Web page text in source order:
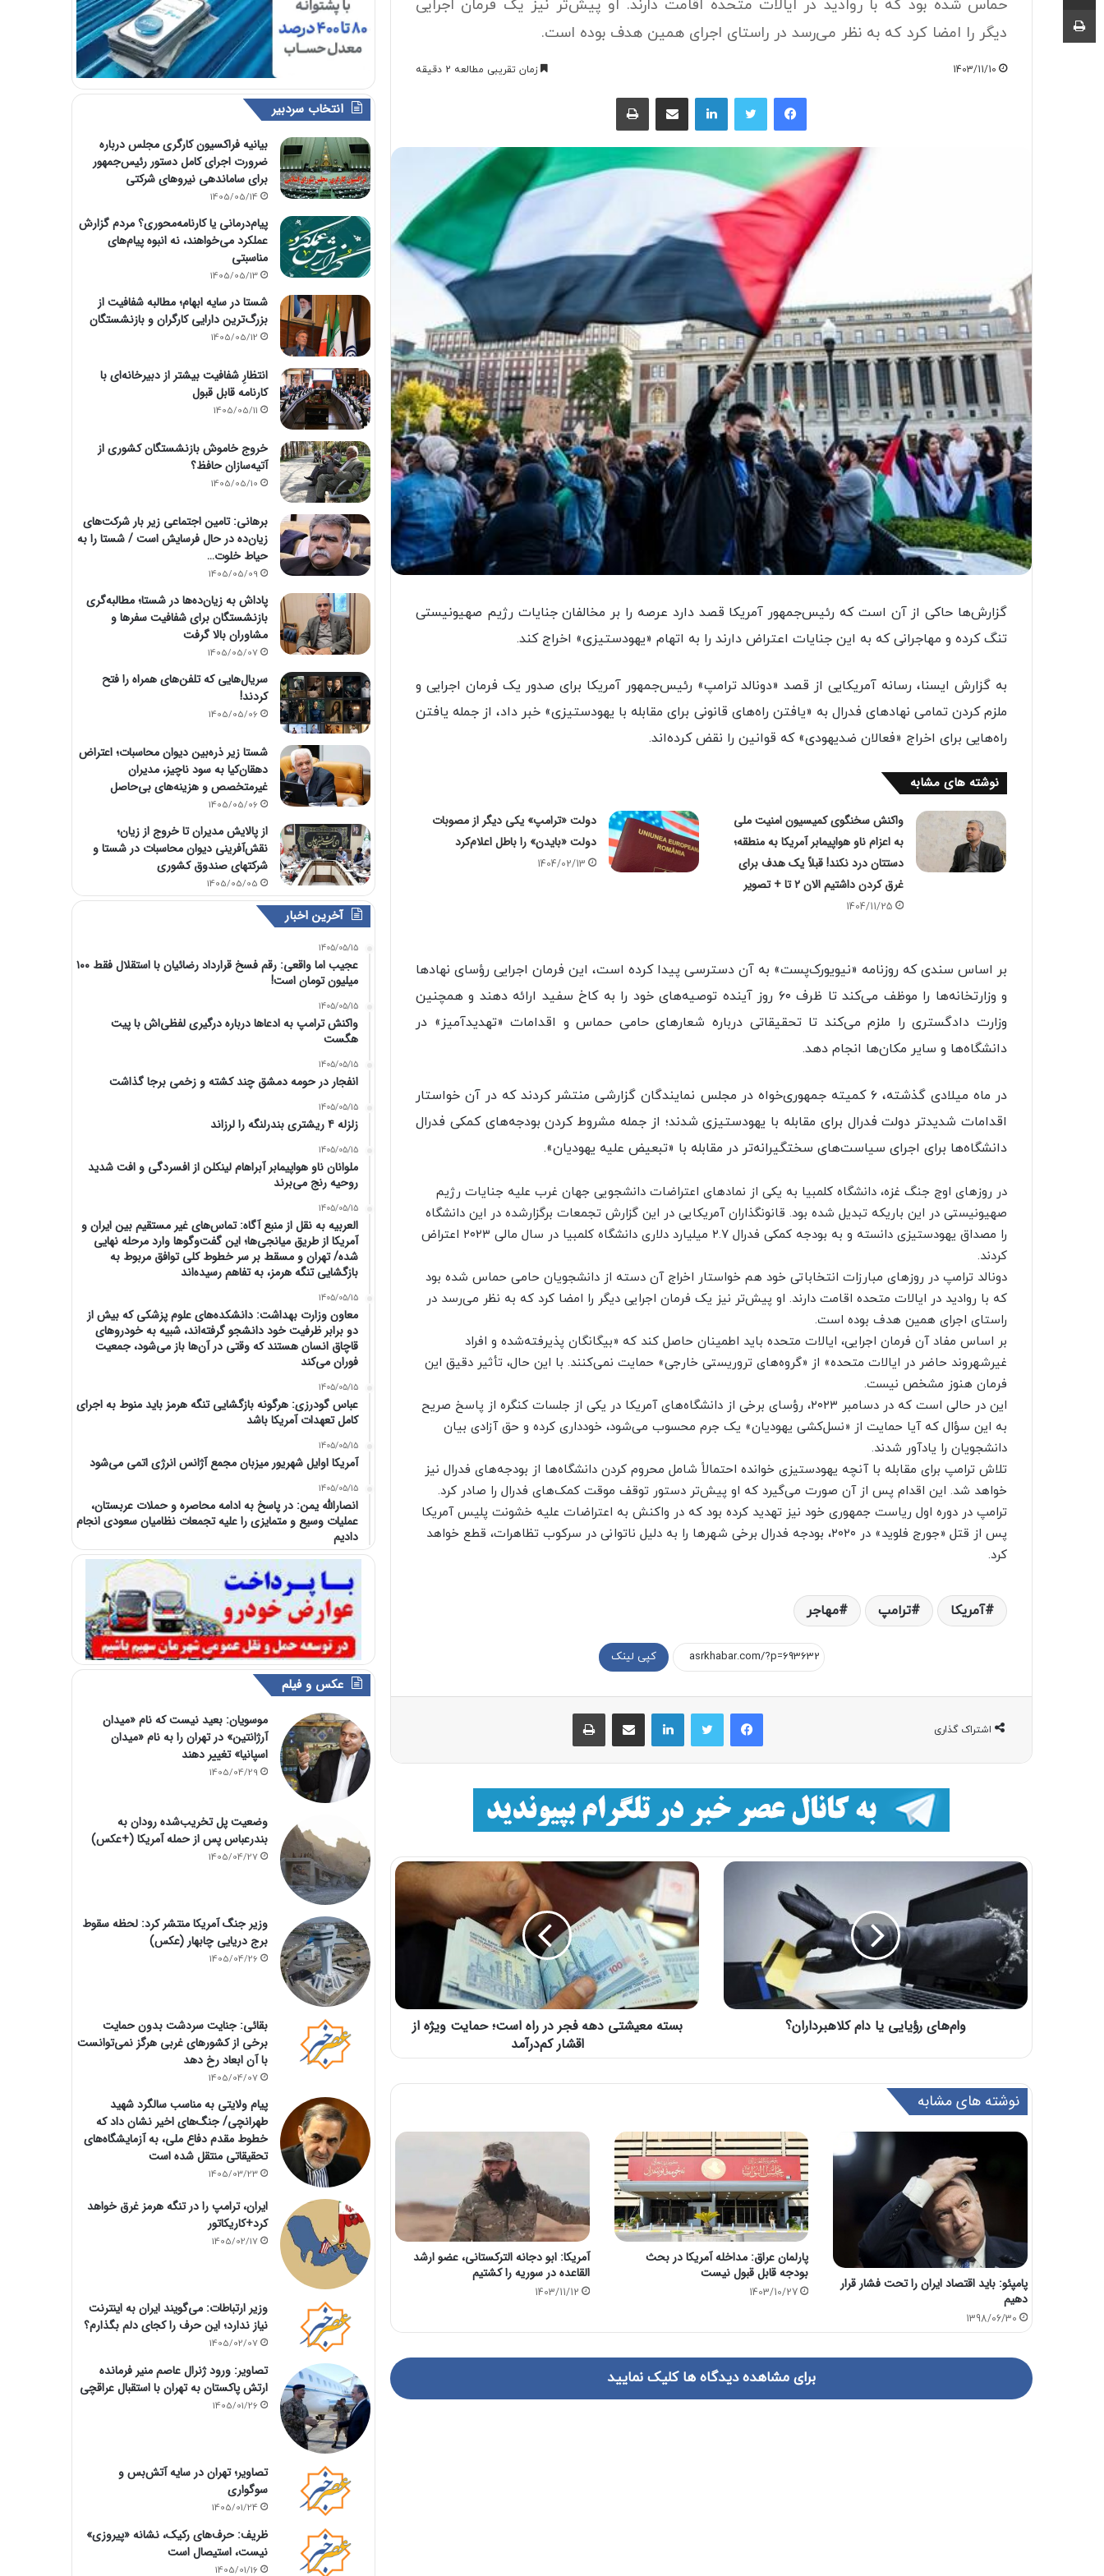
حماس شده بود که با روادید در ایالات متحده اقامت دارند. او پیش‌تر نیز یک فرمان اجرایی
دیگر را امضا کرد که به نظر می‌رسد در راستای اجرای همین هدف بوده است.
1403/11/10 زمان تقریبی مطالعه 2 دقیقه
فیسبوک لینکداین
گزارش‌ها حاکی از آن است که رئیس‌جمهور آمریکا قصد دارد عرصه را بر مخالفان جنایات رژیم صهیونیستی
تنگ کرده و مهاجرانی که به این جنایات اعتراض دارند را به اتهام «یهودستیزی» اخراج کند.
به گزارش ایسنا، رسانه آمریکایی از قصد «دونالد ترامپ» رئیس‌جمهور آمریکا برای صدور یک فرمان اجرایی و
ملزم کردن تمامی نهادهای فدرال به «یافتن راه‌های قانونی برای مقابله با یهودستیزی» خبر داد، از جمله یافتن
راه‌هایی برای اخراج «فعالان ضدیهودی» که قوانین را نقض کرده‌اند.
نوشته های مشابه
واکنش سخنگوی کمیسیون امنیت ملی
به اعزام ناو هواپیمابر آمریکا به منطقه؛
دستتان درد نکند! قبلاً یک هدف برای
غرق کردن داشتیم الان ۲ تا + تصویر
1404/11/25
دولت «ترامپ» یکی دیگر از مصوبات
دولت «بایدن» را باطل اعلام‌کرد
1404/02/13
بر اساس سندی که روزنامه «نیویورک‌پست» به آن دسترسی پیدا کرده است، این فرمان اجرایی رؤسای نهادها
و وزارتخانه‌ها را موظف می‌کند تا ظرف ۶۰ روز آینده توصیه‌های خود را به کاخ سفید ارائه دهند و همچنین
وزارت دادگستری را ملزم می‌کند تا تحقیقاتی درباره شعارهای حامی حماس و اقدامات «تهدیدآمیز» در
دانشگاه‌ها و سایر مکان‌ها انجام دهد.
در ماه میلادی گذشته، ۶ کمیته جمهوری‌خواه در مجلس نمایندگان گزارشی منتشر کردند که در آن خواستار
اقدامات شدیدتر دولت فدرال برای مقابله با یهودستیزی شدند؛ از جمله مشروط کردن بودجه‌های کمکی فدرال
دانشگاه‌ها برای اجرای سیاست‌های سختگیرانه‌تر در مقابله با «تبعیض علیه یهودیان».
در روزهای اوج جنگ غزه، دانشگاه کلمبیا به یکی از نمادهای اعتراضات دانشجویی جهان غرب علیه جنایات رژیم
صهیونیستی در این باریکه تبدیل شده بود. قانونگذاران آمریکایی در این گزارش تجمعات برگزارشده در این دانشگاه
را مصداق یهودستیزی دانسته و به بودجه کمکی فدرال ۲.۷ میلیارد دلاری دانشگاه کلمبیا در سال مالی ۲۰۲۳ اعتراض
کردند.
دونالد ترامپ در روزهای مبارزات انتخاباتی خود هم خواستار اخراج آن دسته از دانشجویان حامی حماس شده بود
که با روادید در ایالات متحده اقامت دارند. او پیش‌تر نیز یک فرمان اجرایی دیگر را امضا کرد که به نظر می‌رسد در
راستای اجرای همین هدف بوده است.
بر اساس مفاد آن فرمان اجرایی، ایالات متحده باید اطمینان حاصل کند که «بیگانگان پذیرفته‌شده و افراد
غیرشهروند حاضر در ایالات متحده» از «گروه‌های تروریستی خارجی» حمایت نمی‌کنند. با این حال، تأثیر دقیق این
فرمان هنوز مشخص نیست.
این در حالی است که در دسامبر ۲۰۲۳، رؤسای برخی از دانشگاه‌های آمریکا در یکی از جلسات کنگره از پاسخ صریح
به این سؤال که آیا حمایت از «نسل‌کشی یهودیان» یک جرم محسوب می‌شود، خودداری کرده و حق آزادی بیان
دانشجویان را یادآور شدند.
تلاش ترامپ برای مقابله با آنچه یهودستیزی خوانده احتمالاً شامل محروم کردن دانشگاه‌ها از بودجه‌های فدرال نیز
خواهد شد. این اقدام پس از آن صورت می‌گیرد که او پیش‌تر دستور توقف موقت کمک‌های فدرال را صادر کرد.
ترامپ در دوره اول ریاست جمهوری خود نیز تهدید کرده بود که در واکنش به اعتراضات علیه خشونت پلیس آمریکا
پس از قتل «جورج فلوید» در ۲۰۲۰، بودجه فدرال برخی شهرها را به دلیل ناتوانی در سرکوب تظاهرات، قطع خواهد
کرد.
آمریکا ترامپ مهاجر
کپی لینک
اشتراک گذاری
فیسبوک لینکداین
وام‌های رؤیایی یا دام کلاهبرداران؟
بسته معیشتی دهه فجر در راه است؛ حمایت ویژه از
اقشار کم‌درآمد
نوشته های مشابه
پامپئو: باید اقتصاد ایران را تحت فشار قرار
دهیم
1398/06/30
پارلمان عراق: مداخله آمریکا در بحث
بودجه قابل قبول نیست
1403/10/27
آمریکا: ابو دجانه الترکستانی، عضو ارشد
القاعده در سوریه را کشتیم
1403/11/12
برای مشاهده دیدگاه ها کلیک نمایید
انتخاب سردبیر
بیانیه فراکسیون کارگری مجلس درباره
ضرورت اجرای کامل دستور رئیس‌جمهور
برای ساماندهی نیروهای شرکتی
1405/05/14
پیام‌درمانی یا کارنامه‌محوری؟ مردم گزارش
عملکرد می‌خواهند، نه انبوه پیام‌های
مناسبتی
1405/05/13
شستا در سایه ابهام؛ مطالبه شفافیت از
بزرگ‌ترین دارایی کارگران و بازنشستگان
1405/05/12
انتظارِ شفافیت بیشتر از دبیرخانه‌ای با
کارنامه قابل قبول
1405/05/11
خروج خاموش بازنشستگان کشوری از
آتیه‌سازان حافظ؟
1405/05/10
برهانی: تامین اجتماعی زیر بار شرکت‌های
زیان‌ده در حال فرسایش است / شستا را به
حیاط خلوت…
1405/05/09
پاداش به زیان‌ده‌ها در شستا؛ مطالبه‌گری
بازنشستگان برای شفافیت سفرها و
مشاوران بالا گرفت
1405/05/07
سریال‌هایی که تلفن‌های همراه را فتح
کردند!
1405/05/06
شستا زیر ذره‌بین دیوان محاسبات؛ اعتراض
دهقان‌کیا به سود ناچیز، مدیران
غیرمتخصص و هزینه‌های بی‌حاصل
1405/05/06
از پالایش مدیران تا خروج از زیان؛
نقش‌آفرینی دیوان محاسبات در شستا و
شرکتهای صندوق کشوری
1405/05/05
آخرین اخبار
1405/05/15
عجیب اما واقعی: رقم فسخ قرارداد رضائیان با استقلال فقط ۱۰۰
میلیون تومان است!
1405/05/15
واکنش ترامپ به ادعاها درباره درگیری لفظی‌اش با پیت
هگست
1405/05/15
انفجار در حومه دمشق چند کشته و زخمی برجا گذاشت
1405/05/15
زلزله ۴ ریشتری بندرلنگه را لرزاند
1405/05/15
ملوانان ناو هواپیمابر آبراهام لینکلن از افسردگی و افت شدید
روحیه رنج می‌برند
1405/05/15
العربیه به نقل از منبع آگاه: تماس‌های غیر مستقیم بین ایران و
آمریکا از طریق میانجی‌ها؛ این گفت‌و‌گو‌ها وارد مرحله نهایی
شده/ تهران و مسقط بر سر خطوط کلی توافق مربوط به
بازگشایی تنگه هرمز، به تفاهم رسیده‌اند
1405/05/15
معاون وزارت بهداشت: دانشکده‌های علوم پزشکی که بیش از
دو برابر ظرفیت خود دانشجو گرفته‌اند، شبیه به خودرو‌های
قاچاق انسان هستند که وقتی در آن‌ها باز می‌شود، جمعیت
فوران می‌کند
1405/05/15
عباس گودرزی: هرگونه بازگشایی تنگه هرمز باید منوط به اجرای
کامل تعهدات آمریکا باشد
1405/05/15
آمریکا اوایل شهریور میزبان مجمع آژانس انرژی اتمی می‌شود
1405/05/15
انصارالله یمن: در پاسخ به ادامه محاصره و حملات عربستان،
عملیات وسیع و متمایزی را علیه تجمعات نظامیان سعودی انجام
دادیم
عکس و فیلم
موسویان: بعید نیست که نام «میدان
آرژانتین» در تهران را به نام «میدان
اسپانیا» تغییر دهند
1405/04/29
وضعیت پل تخریب‌شده رودان به
بندرعباس پس از حمله آمریکا (+عکس)
1405/04/27
وزیر جنگ آمریکا منتشر کرد: لحظه سقوط
برج دریایی چابهار (عکس)
1405/04/26
بقائی: جنایت سردشت بدون حمایت
برخی از کشورهای غربی هرگز نمی‌توانست
با آن ابعاد رخ دهد
1405/04/07
پیام ولایتی به مناسب سالگرد شهید
طهرانچی/ جنگ‌های اخیر نشان داد که
خطوط مقدم دفاع ملی، به آزمایشگاه‌های
تحقیقاتی منتقل شده است
1405/03/23
ایران، ترامپ را در تنگه هرمز غرق خواهد
کرد+کاریکاتور
1405/02/17
وزیر ارتباطات: می‌گویند ایران به اینترنت
نیاز ندارد؛ این حرف را کجای دلم بگذارم؟
1405/02/07
تصاویر: ورود ژنرال عاصم منیر فرمانده
ارتش پاکستان به تهران با استقبال عراقچی
1405/01/26
تصاویر؛ تهران در سایه آتش‌بس و
سوگواری
1405/01/24
ظریف: حرف‌های رکیک، نشانه «پیروزی»
نیست، استیصال است
1405/01/16